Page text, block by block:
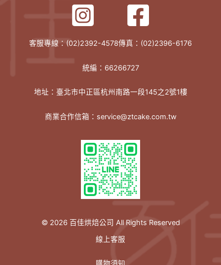
客服專線：(02)2392-4578傳真：(02)2396-6176
統編：66266727
地址：臺北市中正區杭州南路一段145之2號1樓
商業合作信箱：service@ztcake.com.tw
© 2026 百佳烘焙公司 All Rights Reserved
線上客服